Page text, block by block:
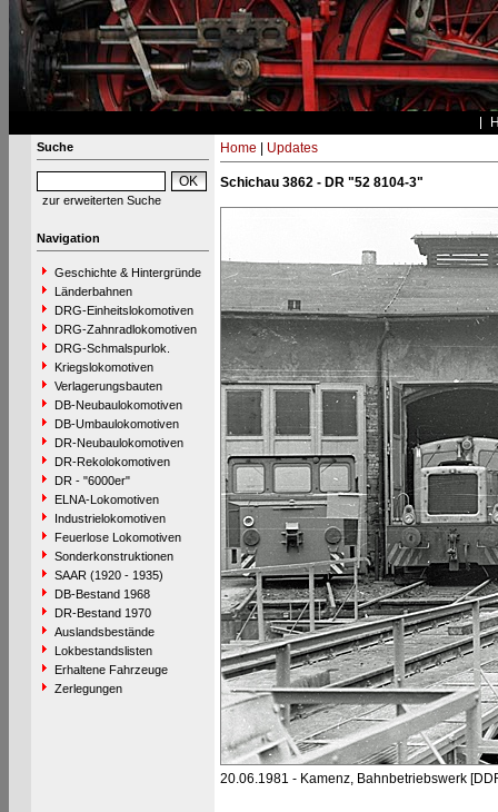
Suche
zur erweiterten Suche
Navigation
Geschichte & Hintergründe
Länderbahnen
DRG-Einheitslokomotiven
DRG-Zahnradlokomotiven
DRG-Schmalspurlok.
Kriegslokomotiven
Verlagerungsbauten
DB-Neubaulokomotiven
DB-Umbaulokomotiven
DR-Neubaulokomotiven
DR-Rekolokomotiven
DR - "6000er"
ELNA-Lokomotiven
Industrielokomotiven
Feuerlose Lokomotiven
Sonderkonstruktionen
SAAR (1920 - 1935)
DB-Bestand 1968
DR-Bestand 1970
Auslandsbestände
Lokbestandslisten
Erhaltene Fahrzeuge
Zerlegungen
Home Updates
Schichau 3862 - DR "52 8104-3"
20.06.1981 - Kamenz, Bahnbetriebswerk